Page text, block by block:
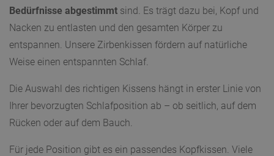
Bedürfnisse abgestimmt sind. Es trägt dazu bei, Kopf und
Nacken zu entlasten und den gesamten Körper zu
entspannen. Unsere Zirbenkissen fördern auf natürliche
Weise einen entspannten Schlaf.
Die Auswahl des richtigen Kissens hängt in erster Linie von
Ihrer bevorzugten Schlafposition ab – ob seitlich, auf dem
Rücken oder auf dem Bauch.
Für jede Position gibt es ein passendes Kopfkissen. Viele